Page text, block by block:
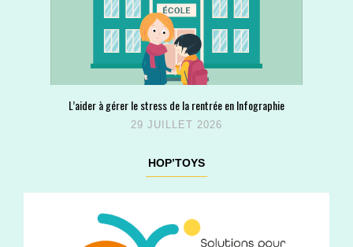
L’aider à gérer le stress de la rentrée en Infographie
29 JUILLET 2026
HOP’TOYS